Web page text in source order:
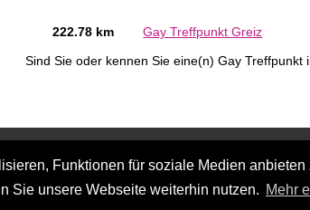
Funktionen für soziale Medien
Sie unsere Webseite weiterhin nutzen. Mehr
222.78 km Gay Treffpunkt Greiz
Sind Sie oder kennen Sie eine(n) Gay Treffpunkt